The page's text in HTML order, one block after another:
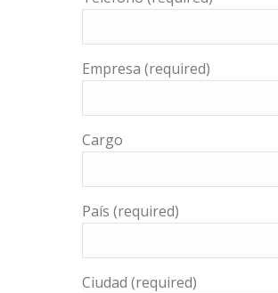
Empresa (required)
Cargo
País (required)
Ciudad (required)